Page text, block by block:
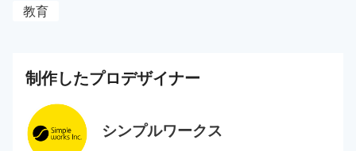
教育
制作したプロデザイナー
シンプルワークス